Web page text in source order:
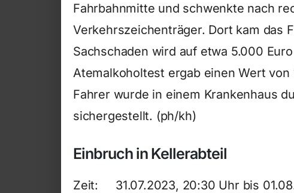
Fahrbahnmitte und schwenkte nach
Verkehrszeichenträger. Dort kam das
Sachschaden wird auf etwa 5.000
Atemalkoholtest ergab einen Wert von
Fahrer wurde in einem Krankenhaus
sichergestellt. (ph/kh)
Einbruch in Kellerabteil
Zeit: 31.07.2023, 20:30 Uhr bis